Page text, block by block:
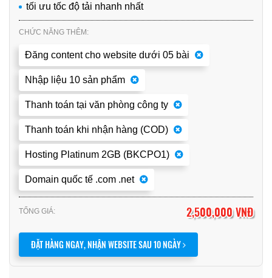
tối ưu tốc độ tải nhanh nhất
CHỨC NĂNG THÊM:
Đăng content cho website dưới 05 bài
Nhập liệu 10 sản phẩm
Thanh toán tại văn phòng công ty
Thanh toán khi nhận hàng (COD)
Hosting Platinum 2GB (BKCPO1)
Domain quốc tế .com .net
TỔNG GIÁ: 2,500,000 VNĐ
ĐẶT HÀNG NGAY, NHẬN WEBSITE SAU 10 NGÀY